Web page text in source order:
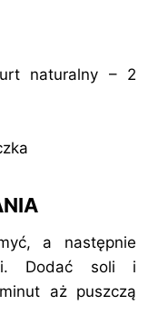
naturalny – 2
a następnie
Dodać soli i
aż puszczą